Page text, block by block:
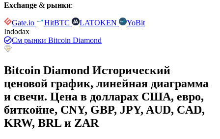
Exchange & рынки:
Gate.io HitBTC LATOKEN
YoBit
Indodax
См рынки Bitcoin Diamond
Bitcoin Diamond Исторический
ценовой график, линейная диаграмма
и свечи. Цена в долларах США, евро,
биткойне, CNY, GBP, JPY, AUD, CAD,
KRW, BRL и ZAR